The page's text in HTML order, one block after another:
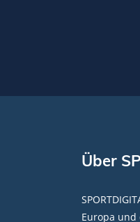
Über
Europa